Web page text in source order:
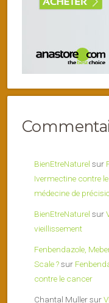
BienEtreNaturel sur
Ivermectine contre
médecine de
BienEtreNaturel sur
vieillissement
Fenbendazole,
Scale ?sur
contre le cancer
Chantal Mullersur